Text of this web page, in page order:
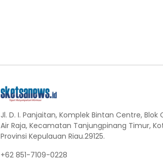
Jl. D. I. Panjaitan, Komplek Bintan Centre, Blok
Air Raja, Kecamatan Tanjungpinang Timur,
Provinsi Kepulauan Riau.29125.
+62 851-7109-0228